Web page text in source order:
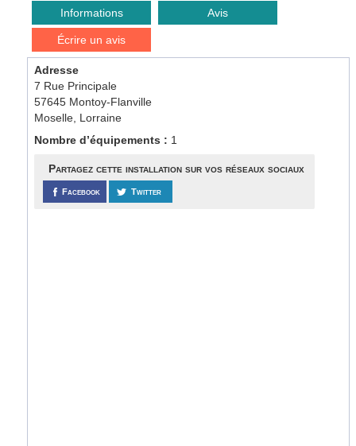
Informations Avis
Écrire un avis
Adresse
7 Rue Principale
57645 Montoy-Flanville
Moselle, Lorraine
Nombre d’équipements : 1
Partagez cette installation sur vos réseaux sociaux
Facebook Twitter